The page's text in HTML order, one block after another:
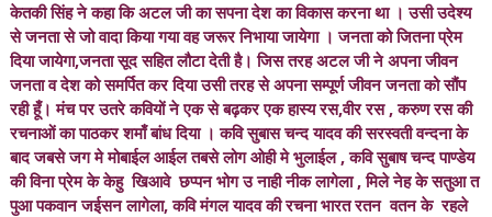
केतकी सिंह ने कहा कि अटल जी का सपना देश का विकास करना था । उसी उदेश्य
से जनता से जो वादा किया गया वह जरूर निभाया जायेगा । जनता को जितना प्रेम
दिया जायेगा,जनता सूद सहित लौटा देती है। जिस तरह अटल जी ने अपना जीवन
जनता व देश को समर्पित कर दिया उसी तरह से अपना सम्पूर्ण जीवन जनता को सौंप
रही हूँ। मंच पर उतरे कवियों ने एक से बढ़कर एक हास्य रस,वीर रस , करुण रस की
रचनाओं का पाठकर शमाँ बांध दिया । कवि सुबास चन्द यादव की सरस्वती वन्दना के
बाद जबसे जग मे मोबाईल आईल तबसे लोग ओही मे भुलाईल , कवि सुबाष चन्द पाण्डेय
की विना प्रेम के केहु खिआवे छप्पन भोग उ नाही नीक लागेला , मिले नेह के सतुआ त
पुआ पकवान जईसन लागेला, कवि मंगल यादव की रचना भारत रतन वतन के रहले